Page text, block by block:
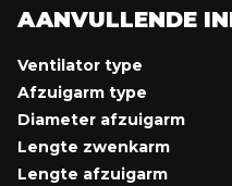
AANVULLENDE
Ventilator type
Afzuigarm type
Diameter afzuigarm
Lengte zwenkarm
Lengte afzuigarm